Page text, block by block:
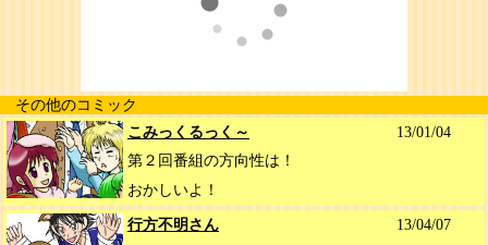
その他のコミック
こみっくるっく～
13/01/04
第２回番組の方向性は！
おかしいよ！
行方不明さん
13/04/07